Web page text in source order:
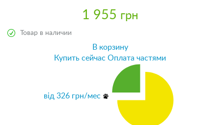
1 955 грн
Товар в наличии
В корзину
Купить сейчас Оплата частями
від 326 грн/мес